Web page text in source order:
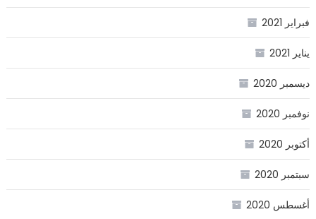
فبراير 2021
يناير 2021
ديسمبر 2020
نوفمبر 2020
أكتوبر 2020
سبتمبر 2020
أغسطس 2020